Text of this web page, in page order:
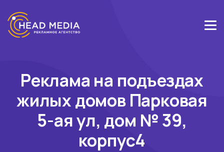
Реклама на подъездах
жилых домов Парковая
5-ая ул, дом № 39,
корпус4